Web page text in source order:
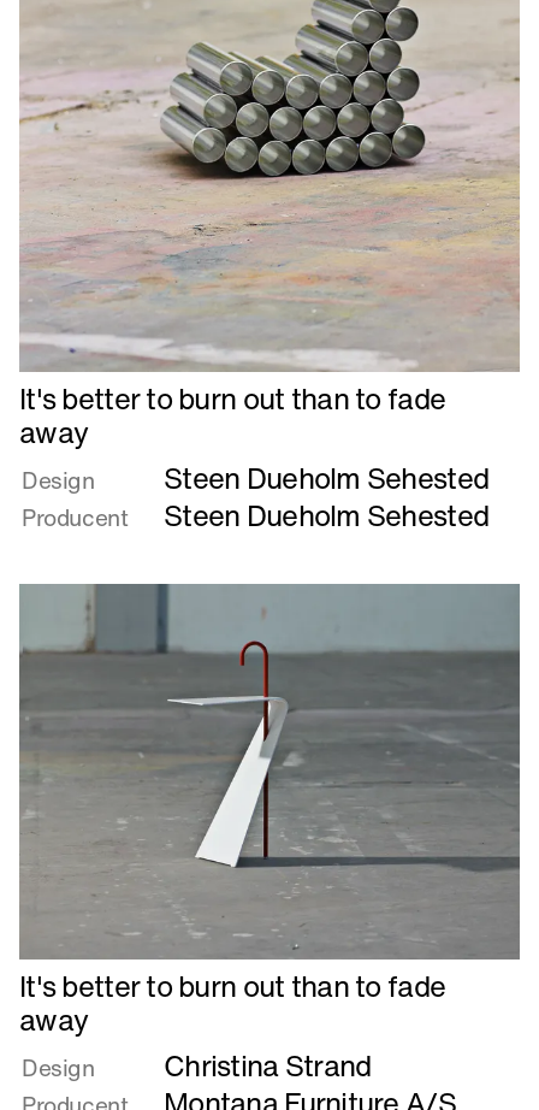
Læs
mere
om
It's
better
to
out
to
It's better to burn out than to fade
away
Design Steen Dueholm Sehested
Producent Steen Dueholm Sehested
Læs
mere
om
It's
better
It's better to burn out than to fade
away
Design Christina Strand